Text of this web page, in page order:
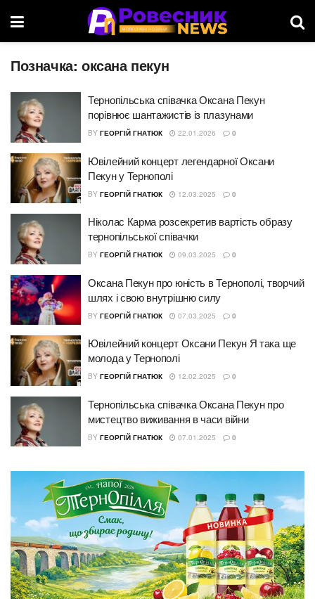
Позначка: оксана пекун
Тернопільська співачка Оксана Пекун
порівнює шантажистів із плазунами
BY ГЕОРГІЙ ГНАТЮК 22.01.2026 0
Ювілейний концерт легендарної Оксани
Пекун у Тернополі
BY ГЕОРГІЙ ГНАТЮК 12.03.2025 0
Ніколас Карма розсекретив вартість образу
тернопільської співачки
BY ГЕОРГІЙ ГНАТЮК 09.03.2025 0
Оксана Пекун про юність в Тернополі, творчий
шлях і свою внутрішню силу
BY ГЕОРГІЙ ГНАТЮК 07.03.2025 0
Ювілейний концерт Оксани Пекун Я така ще
молода у Тернополі
BY ГЕОРГІЙ ГНАТЮК 12.02.2025 0
Тернопільська співачка Оксана Пекун про
мистецтво виживання в часи війни
BY ГЕОРГІЙ ГНАТЮК 07.01.2025 0